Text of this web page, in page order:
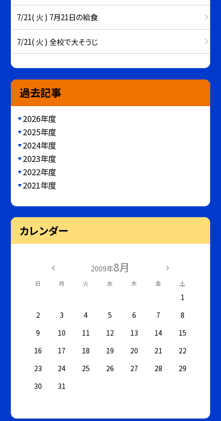
7/21( 火 ) 7月21日の給食
7/21( 火 ) 全校で大そうじ
過去記事
2026年度
2025年度
2024年度
2023年度
2022年度
2021年度
カレンダー
2009年8月
日 月 火 水 木 金 土
1
2
3 4 5 6 7
8
9
10 11 12 13 14
15
16
17 18 19 20 21
22
23
24 25 26 27 28
29
30
31